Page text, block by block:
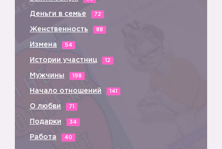
Деньги в семье 72
Женственность 88
Измена 54
Истории участниц 12
Мужчины 198
Начало отношений 141
О любви 71
Подарки 34
Работа 40